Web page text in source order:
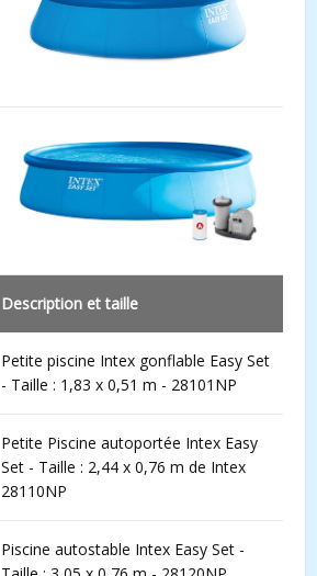
Description et taille
Petite piscine Intex gonflable Easy Set
- Taille : 1,83 x 0,51 m - 28101NP
Petite Piscine autoportée Intex Easy
Set - Taille : 2,44 x 0,76 m de Intex
28110NP
Piscine autostable Intex Easy Set -